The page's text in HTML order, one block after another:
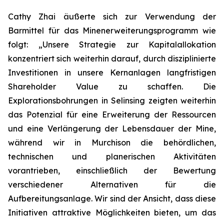
Cathy Zhai äußerte sich zur Verwendung der
Barmittel für das Minenerweiterungsprogramm wie
folgt: „Unsere Strategie zur Kapitalallokation
konzentriert sich weiterhin darauf, durch disziplinierte
Investitionen in unsere Kernanlagen langfristigen
Shareholder Value zu schaffen. Die
Explorationsbohrungen in Selinsing zeigten weiterhin
das Potenzial für eine Erweiterung der Ressourcen
und eine Verlängerung der Lebensdauer der Mine,
während wir in Murchison die behördlichen,
technischen und planerischen Aktivitäten
vorantrieben, einschließlich der Bewertung
verschiedener Alternativen für die
Aufbereitungsanlage. Wir sind der Ansicht, dass diese
Initiativen attraktive Möglichkeiten bieten, um das